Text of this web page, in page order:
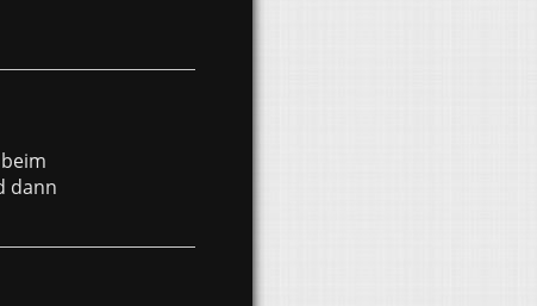
dann